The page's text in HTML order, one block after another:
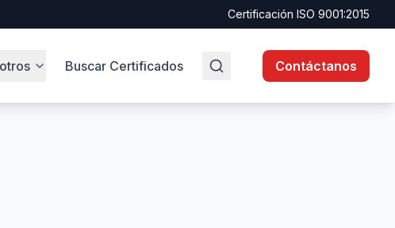
Certificación ISO 9001:2015
Buscar Certificados Contáctanos